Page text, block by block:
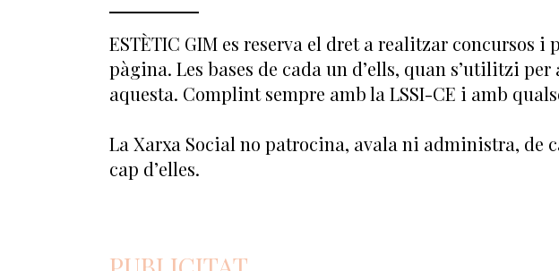
ESTÈTIC GIM es reserva el dret a realitzar concursos
pàgina. Les bases de cada un d’ells, quan s’utilitzi
aquesta. Complint sempre amb la LSSI-CE i amb
La Xarxa Social no patrocina, avala ni administra, de
cap d’elles.